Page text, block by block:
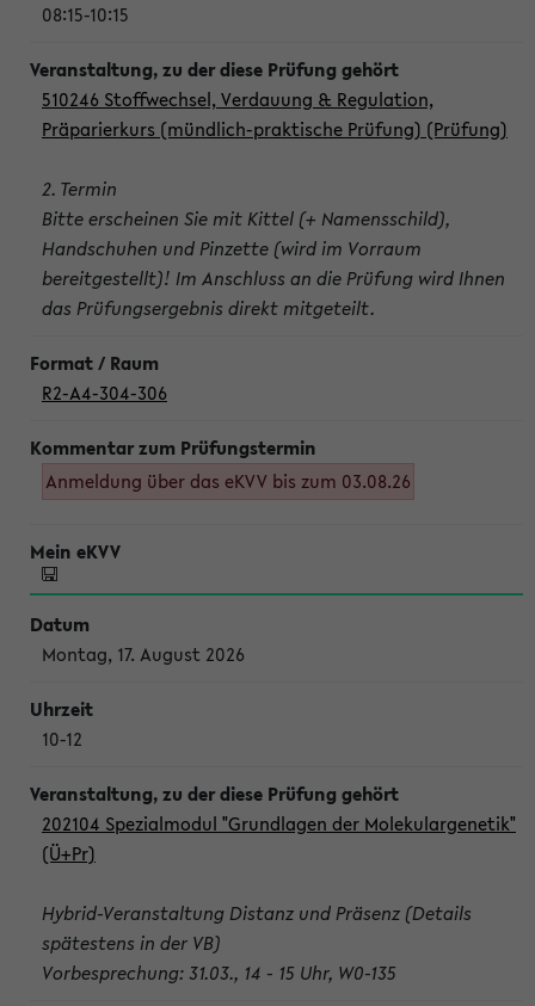
08:15-10:15
510246 Stoffwechsel, Verdauung & Regulation,
Präparierkurs (mündlich-praktische Prüfung) (Prüfung)
2. Termin
Bitte erscheinen Sie mit Kittel (+ Namensschild),
Handschuhen und Pinzette (wird im Vorraum
bereitgestellt)! Im Anschluss an die Prüfung wird Ihnen
das Prüfungsergebnis direkt mitgeteilt.
R2-A4-304-306
Anmeldung über das eKVV bis zum 03.08.26
Montag, 17. August 2026
10-12
202104 Spezialmodul "Grundlagen der Molekulargenetik"
(Ü+Pr)
Hybrid-Veranstaltung Distanz und Präsenz (Details
spätestens in der VB)
Vorbesprechung: 31.03., 14 - 15 Uhr, W0-135